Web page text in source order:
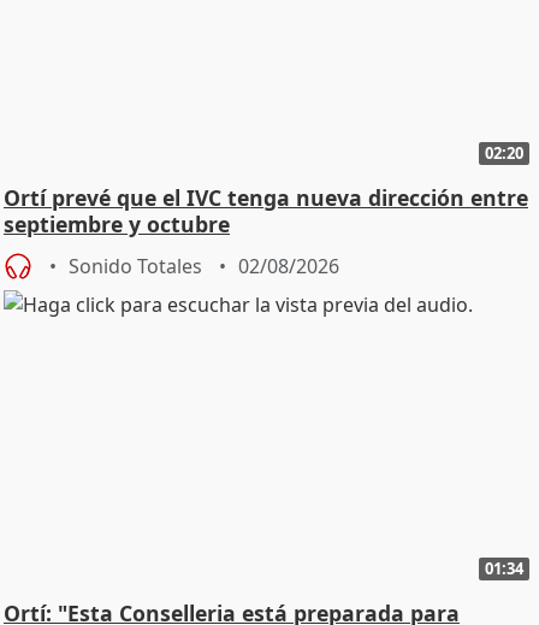
02:20
Ortí prevé que el IVC tenga nueva dirección entre
septiembre y octubre
Sonido Totales 02/08/2026
01:34
Ortí: "Esta Conselleria está preparada para